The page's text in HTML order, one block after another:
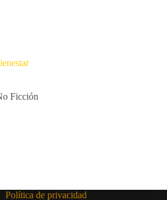
Ficción
Política de privacidad